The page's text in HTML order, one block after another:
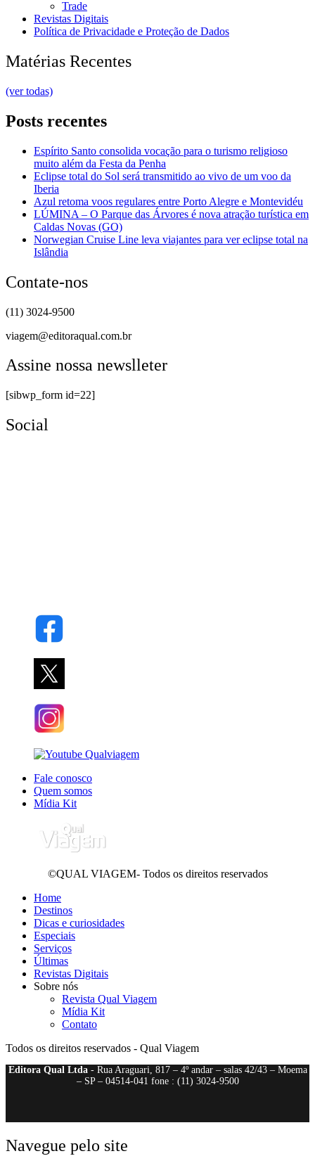
Trade
Revistas Digitais
Política de Privacidade e Proteção de Dados
Matérias Recentes
(ver todas)
Posts recentes
Espírito Santo consolida vocação para o turismo religioso
muito além da Festa da Penha
Eclipse total do Sol será transmitido ao vivo de um voo da
Iberia
Azul retoma voos regulares entre Porto Alegre e Montevidéu
LÚMINA – O Parque das Árvores é nova atração turística em
Caldas Novas (GO)
Norwegian Cruise Line leva viajantes para ver eclipse total na
Islândia
Contate-nos
(11) 3024-9500
viagem@editoraqual.com.br
Assine nossa newslleter
[sibwp_form id=22]
Social
Fale conosco
Quem somos
Mídia Kit
©QUAL VIAGEM- Todos os direitos reservados
Home
Destinos
Dicas e curiosidades
Especiais
Serviços
Últimas
Revistas Digitais
Sobre nós
Revista Qual Viagem
Mídia Kit
Contato
Todos os direitos reservados - Qual Viagem
Editora Qual Ltda- Rua Araguari, 817 – 4º andar – salas 42/43 – Moema
– SP – 04514-041 fone : (11) 3024-9500
Navegue pelo site